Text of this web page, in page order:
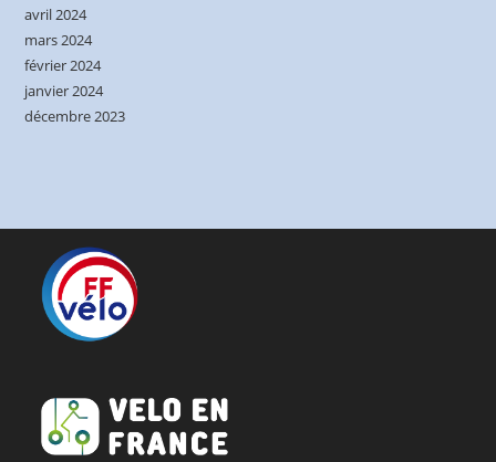
avril 2024
mars 2024
février 2024
janvier 2024
décembre 2023